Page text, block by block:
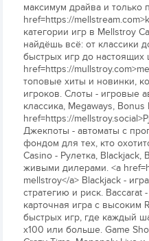
максимум драйва и только
href=https://
категории игр в Mellstroy
найдёшь всё: от классики
быстрых игр до настоящих
href=https://
топовые хиты и новинки,
игроков. Слоты - игровые
классика, Megaways, Bonus
href=https://
Джекпоты - автоматы с
фондом для тех, кто
Casino - Рулетка, Blackjack,
живыми дилерами. <a
mellstroy</a> Blackjack -
стратегию и риск. Baccarat
карточная игра с высоким
быстрых игр, где каждый
х100 или больше. Game